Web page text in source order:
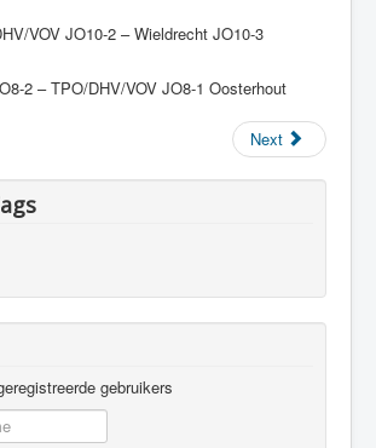
VOV JO10-2 – Wieldrecht JO10-3
2 – TPO/DHV/VOV JO8-1 Oosterhout
Next
gebruikers